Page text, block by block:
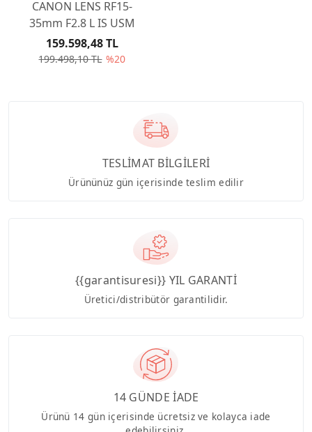
CANON LENS RF15-
35mm F2.8 L IS USM
199.498,10 TL %20
159.598,48 TL
TESLİMAT BİLGİLERİ
Ürününüz gün içerisinde teslim edilir
{{garantisuresi}} YIL GARANTİ
Üretici/distribütör garantilidir.
14 GÜNDE İADE
Ürünü 14 gün içerisinde ücretsiz ve kolayca iade